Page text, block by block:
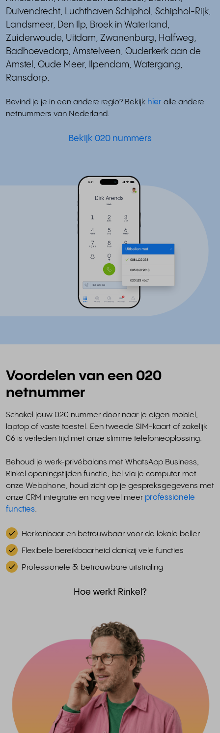
Duivendrecht, Luchthaven Schiphol, Schiphol-Rijk,
Landsmeer, Den Ilp, Broek in Waterland,
Zuiderwoude, Uitdam, Zwanenburg, Halfweg,
Badhoevedorp, Amstelveen, Ouderkerk aan de
Amstel, Oude Meer, Ilpendam, Watergang,
Ransdorp.
Bevind je je in een andere regio? Bekijk hier alle andere
netnummers van Nederland.
Bekijk 020 nummers
Voordelen van een 020
netnummer
Schakel jouw 020 nummer door naar je eigen mobiel,
laptop of vaste toestel. Een tweede SIM-kaart of zakelijk
06 is verleden tijd met onze slimme telefonieoplossing.
Behoud je werk-privébalans met WhatsApp Business,
Rinkel openingstijden functie, bel via je computer met
onze Webphone, houd zicht op je gespreksgegevens met
onze CRM integratie en nog veel meer professionele
functies.
Herkenbaar en betrouwbaar voor de lokale beller
Flexibele bereikbaarheid dankzij vele functies
Professionele & betrouwbare uitstraling
Hoe werkt Rinkel?